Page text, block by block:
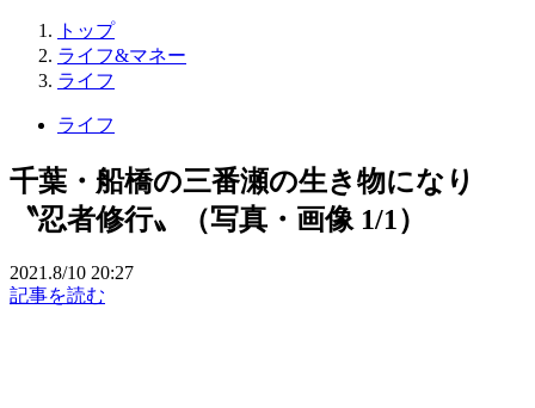
トップ
ライフ&マネー
ライフ
ライフ
千葉・船橋の三番瀬の生き物になり
〝忍者修行〟（写真・画像 1/1）
2021.8/10 20:27
記事を読む